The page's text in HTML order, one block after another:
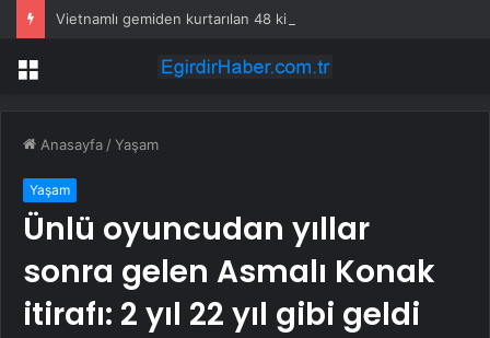
Menü
Anasayfa /Yaşam
Yaşam
Ünlü oyuncudan yıllar
sonra gelen Asmalı Konak
itirafı: 2 yıl 22 yıl gibi geldi